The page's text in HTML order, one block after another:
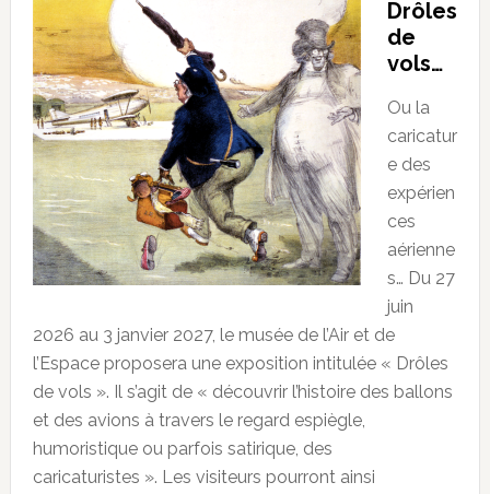
Drôles
de
vols…
Ou la
caricatur
e des
expérien
ces
aérienne
s… Du 27
juin
2026 au 3 janvier 2027, le musée de l’Air et de
l’Espace proposera une exposition intitulée « Drôles
de vols ». Il s’agit de « découvrir l’histoire des ballons
et des avions à travers le regard espiègle,
humoristique ou parfois satirique, des
caricaturistes ». Les visiteurs pourront ainsi